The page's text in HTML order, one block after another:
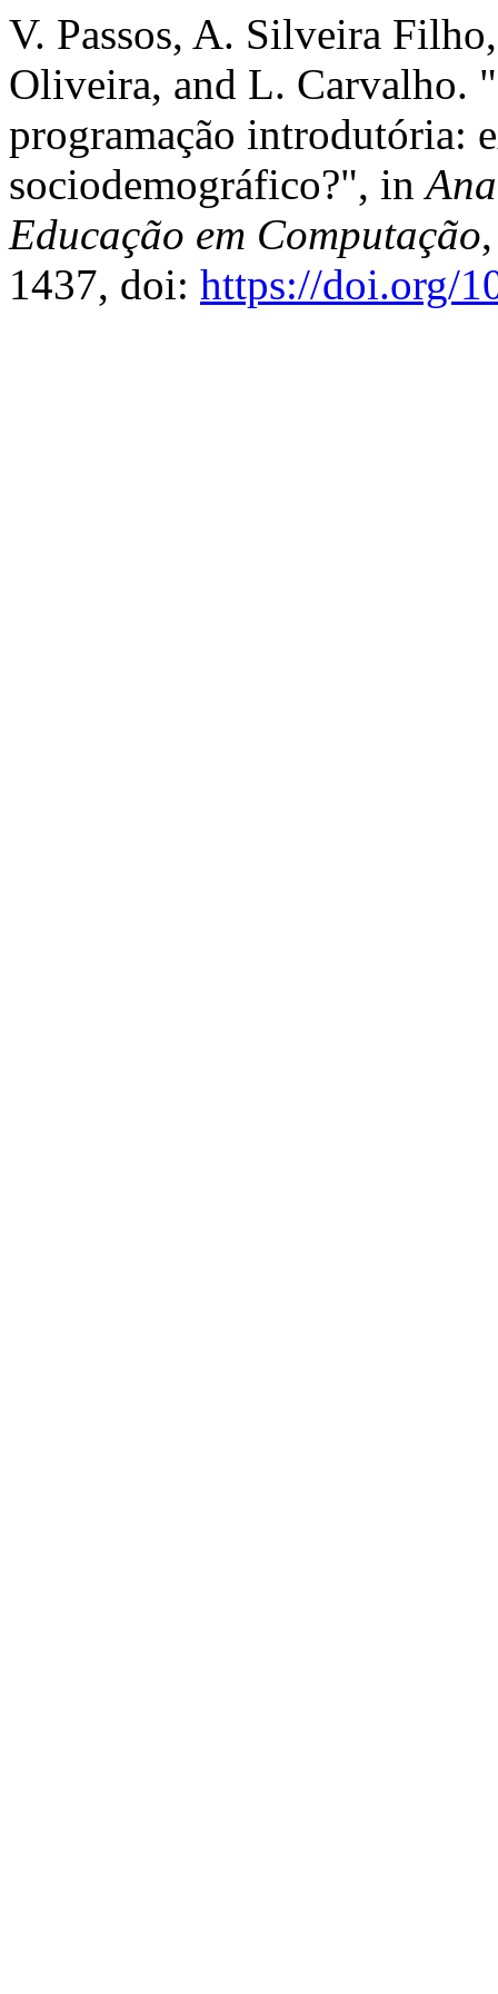
V. Passos, A. Silveira
Oliveira, and L. Carvalho.
programação introdutória:
sociodemográfico?", in
Educação em Computação
1437, doi: https://doi.org/